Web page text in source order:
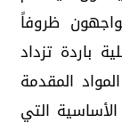
ظروفاً
باردة تزداد
المقدمة
التي